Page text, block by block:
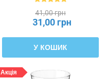
41,00 грн
31,00 грн
У КОШИК
Акція